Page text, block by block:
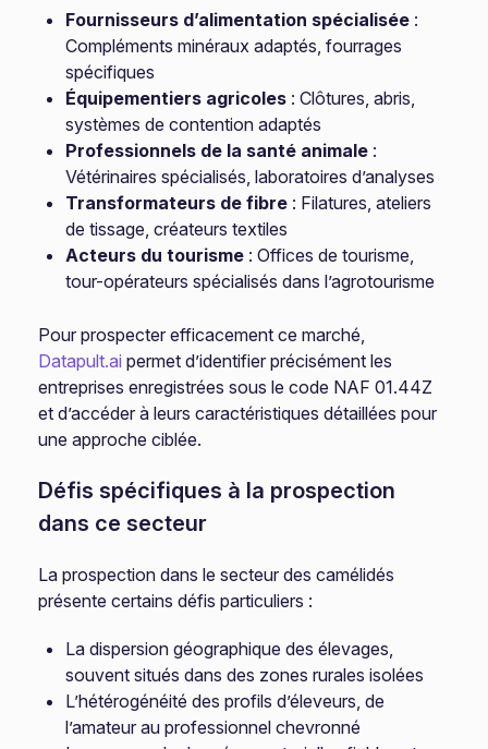
Fournisseurs d’alimentation spécialisée :
Compléments minéraux adaptés, fourrages
spécifiques
Équipementiers agricoles : Clôtures, abris,
systèmes de contention adaptés
Professionnels de la santé animale :
Vétérinaires spécialisés, laboratoires d’analyses
Transformateurs de fibre : Filatures, ateliers
de tissage, créateurs textiles
Acteurs du tourisme : Offices de tourisme,
tour-opérateurs spécialisés dans l’agrotourisme
Pour prospecter efficacement ce marché,
Datapult.ai permet d’identifier précisément les
entreprises enregistrées sous le code NAF 01.44Z
et d’accéder à leurs caractéristiques détaillées pour
une approche ciblée.
Défis spécifiques à la prospection
dans ce secteur
La prospection dans le secteur des camélidés
présente certains défis particuliers :
La dispersion géographique des élevages,
souvent situés dans des zones rurales isolées
L’hétérogénéité des profils d’éleveurs, de
l’amateur au professionnel chevronné